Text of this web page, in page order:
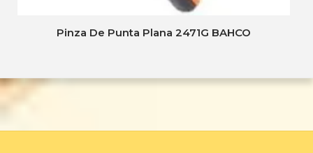
Pinza De Punta Plana 2471G BAHCO